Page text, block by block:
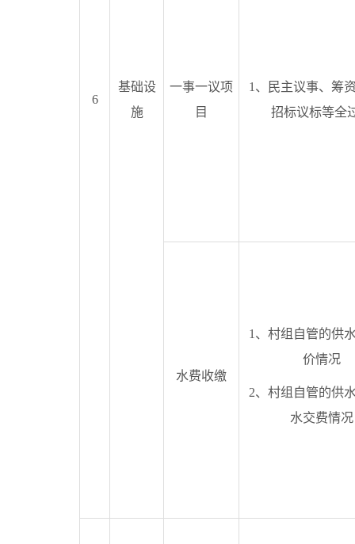
6
基础设
施
一事一议项
目
1、民主议事、筹
招标议标等全
水费收缴
1、村组自管的供
价情况
2、村组自管的供
水交费情况